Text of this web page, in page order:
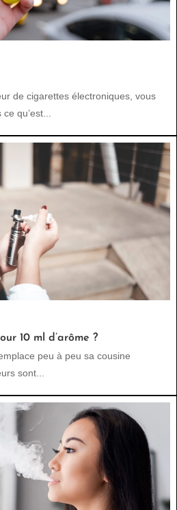
de cigarettes électroniques, vous
qu’est...
10 ml d’arôme ?
peu à peu sa cousine
sont...